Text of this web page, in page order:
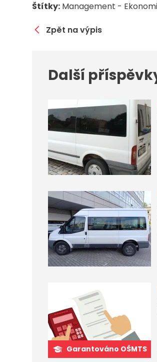
Štítky: Management -
Zpět na výpis
Další
Garantováno OŠMTS